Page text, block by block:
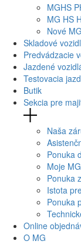
MGHS
MG HS
Nové
Skladové
Predvádzacie
Jazdené
Testovacia
Butik
Sekcia pre
Naša
Ponuka
Moje
Ponuka
Istota
Ponuka
Online
O MG